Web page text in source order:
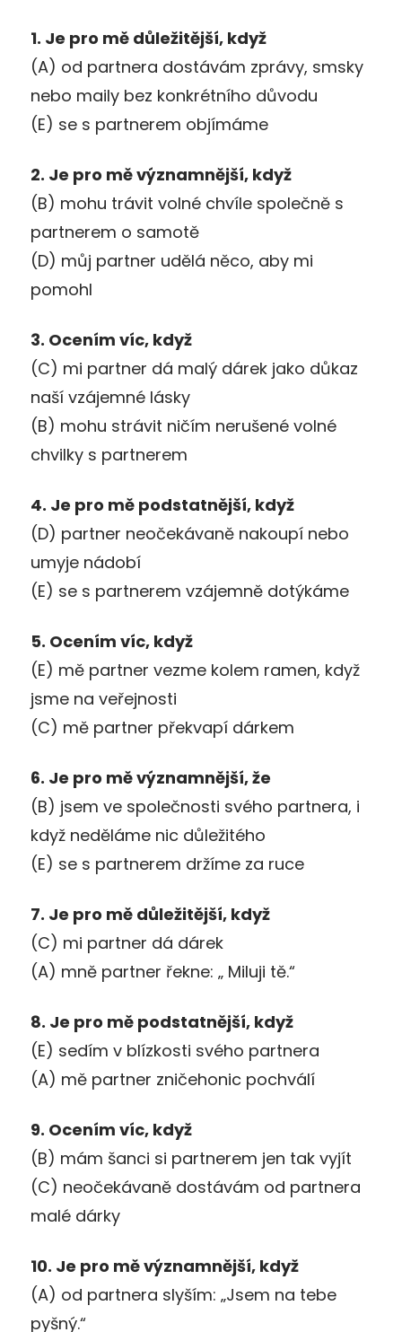
1. Je pro mě důležitější, když
(A) od partnera dostávám zprávy, smsky
nebo maily bez konkrétního důvodu
(E) se s partnerem objímáme
2. Je pro mě významnější, když
(B) mohu trávit volné chvíle společně s
partnerem o samotě
(D) můj partner udělá něco, aby mi
pomohl
3. Ocením víc, když
(C) mi partner dá malý dárek jako důkaz
naší vzájemné lásky
(B) mohu strávit ničím nerušené volné
chvilky s partnerem
4. Je pro mě podstatnější, když
(D) partner neočekávaně nakoupí nebo
umyje nádobí
(E) se s partnerem vzájemně dotýkáme
5. Ocením víc, když
(E) mě partner vezme kolem ramen, když
jsme na veřejnosti
(C) mě partner překvapí dárkem
6. Je pro mě významnější, že
(B) jsem ve společnosti svého partnera, i
když neděláme nic důležitého
(E) se s partnerem držíme za ruce
7. Je pro mě důležitější, když
(C) mi partner dá dárek
(A) mně partner řekne: „ Miluji tě.“
8. Je pro mě podstatnější, když
(E) sedím v blízkosti svého partnera
(A) mě partner zničehonic pochválí
9. Ocením víc, když
(B) mám šanci si partnerem jen tak vyjít
(C) neočekávaně dostávám od partnera
malé dárky
10. Je pro mě významnější, když
(A) od partnera slyším: „Jsem na tebe
pyšný.“